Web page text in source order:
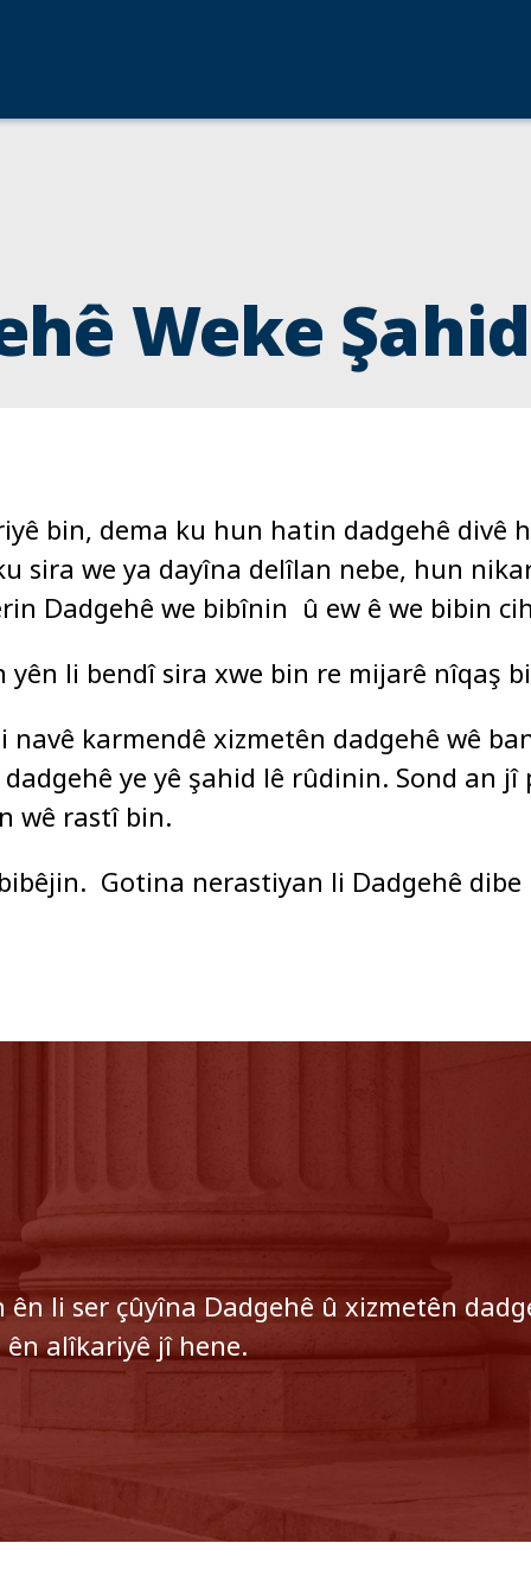
Weke Şahid
bin, dema ku hun hatin dadgehê divê
sira we ya dayîna delîlan nebe, hun
Dadgehê we bibînin û ew ê we bibin
li bendî sira xwe bin re mijarê nîqaş
navê karmendê xizmetên dadgehê wê
ye yê şahid lê rûdinin. Sond an jî
wê rastî bin.
Gotina nerastiyan li Dadgehê dibe
li ser çûyîna Dadgehê û xizmetên
alîkariyê jî hene.